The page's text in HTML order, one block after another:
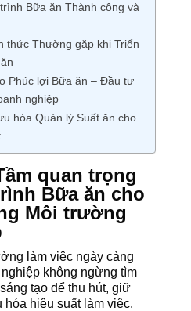
Bữa ăn Thành công và
thức Thường gặp khi Triển
Phúc lợi Bữa ăn – Đầu tư
nghiệp
hóa Quản lý Suất ăn cho
quan trọng
Bữa ăn cho
Môi trường
làm việc ngày càng
không ngừng tìm
tạo để thu hút, giữ
hiệu suất làm việc.